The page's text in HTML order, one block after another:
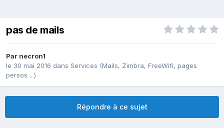
pas de mails
Par necron1
le 30 mai 2016 dans Services (Mails, Zimbra, FreeWifi, pages
persos ...)
Répondre à ce sujet